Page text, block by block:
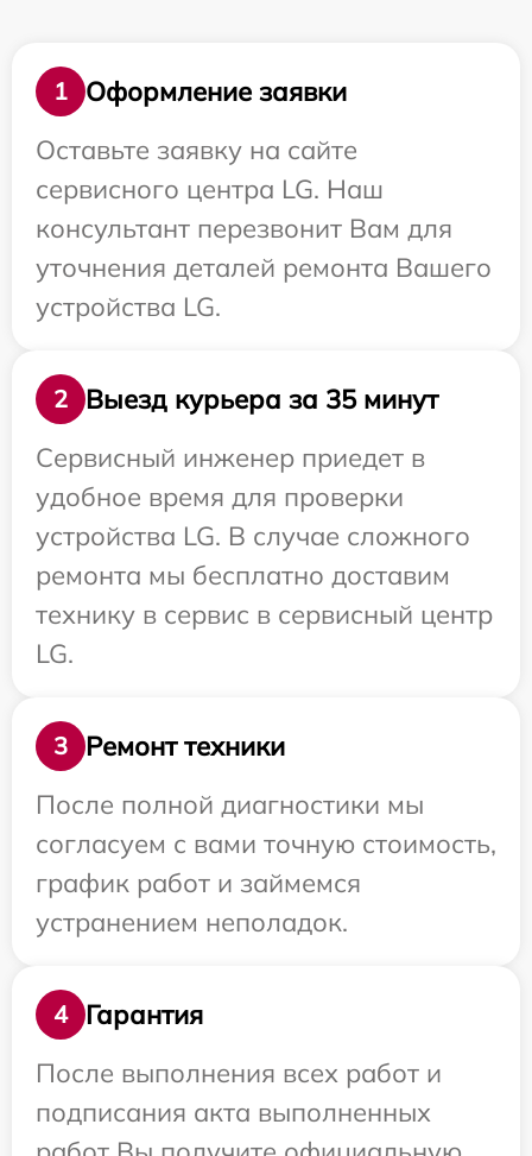
1
Оформление заявки
Оставьте заявку на сайте
сервисного центра LG. Наш
консультант перезвонит Вам для
уточнения деталей ремонта Вашего
устройства LG.
2
Выезд курьера за 35 минут
Сервисный инженер приедет в
удобное время для проверки
устройства LG. В случае сложного
ремонта мы бесплатно доставим
технику в сервис в сервисный центр
LG.
3
Ремонт техники
После полной диагностики мы
согласуем с вами точную стоимость,
график работ и займемся
устранением неполадок.
4
Гарантия
После выполнения всех работ и
подписания акта выполненных